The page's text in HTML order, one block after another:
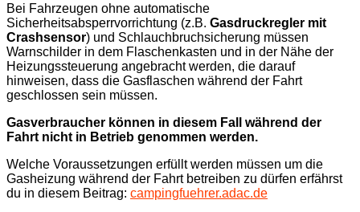
Bei Fahrzeugen ohne automatische
Sicherheitsabsperrvorrichtung (z.B. Gasdruckregler mit
Crashsensor) und Schlauchbruchsicherung müssen
Warnschilder in dem Flaschenkasten und in der Nähe der
Heizungssteuerung angebracht werden, die darauf
hinweisen, dass die Gasflaschen während der Fahrt
geschlossen sein müssen.
Gasverbraucher können in diesem Fall während der
Fahrt nicht in Betrieb genommen werden.
Welche Voraussetzungen erfüllt werden müssen um die
Gasheizung während der Fahrt betreiben zu dürfen erfährst
du in diesem Beitrag: campingfuehrer.adac.de